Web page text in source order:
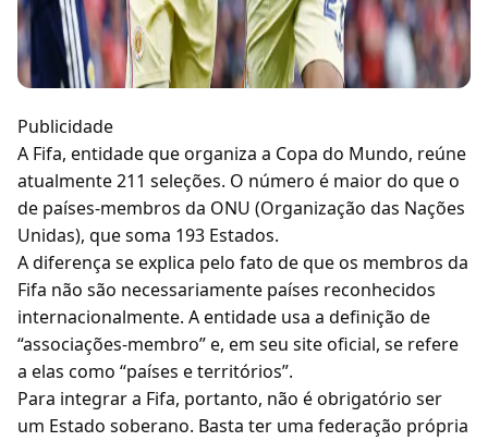
Publicidade
A Fifa, entidade que organiza a Copa do Mundo, reúne
atualmente 211 seleções. O número é maior do que o
de países-membros da ONU (Organização das Nações
Unidas), que soma 193 Estados.
A diferença se explica pelo fato de que os membros da
Fifa não são necessariamente países reconhecidos
internacionalmente. A entidade usa a definição de
“associações-membro” e, em seu site oficial, se refere
a elas como “países e territórios”.
Para integrar a Fifa, portanto, não é obrigatório ser
um Estado soberano. Basta ter uma federação própria